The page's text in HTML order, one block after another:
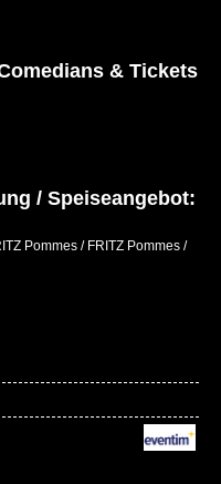
& Tickets
/ Speiseangebot:
Pommes / FRITZ Pommes /